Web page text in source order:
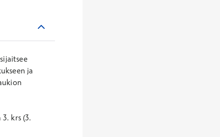
ja
krs (3.